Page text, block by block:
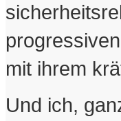
mit ihrem
Und ich,